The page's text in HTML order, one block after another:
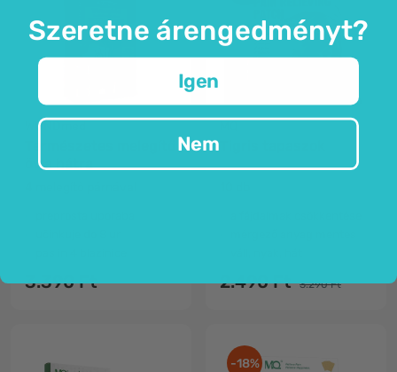
WUNDmed
öv a hátra
3.390 Ft
Nincs raktáron
2.490 Ft 3.290 Ft
-18%
Szeretne árengedményt?
Igen
Nem